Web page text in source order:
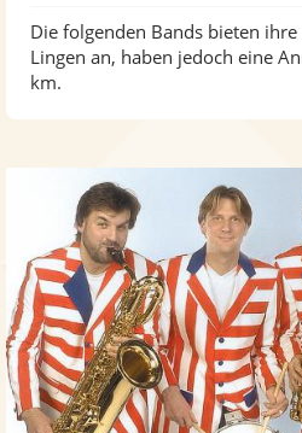
Die folgenden Bands bieten
Lingen an, haben jedoch eine
km.